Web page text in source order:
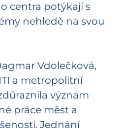
centra potýkají s
nehledě na svou
Vdolečková,
a metropolitní
význam
práce měst a
Jednání